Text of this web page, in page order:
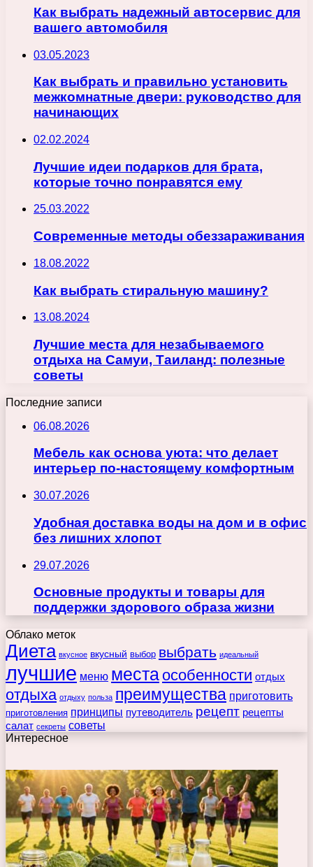
Как выбрать надежный автосервис для
вашего автомобиля
03.05.2023
Как выбрать и правильно установить
межкомнатные двери: руководство для
начинающих
02.02.2024
Лучшие идеи подарков для брата,
которые точно понравятся ему
25.03.2022
Современные методы обеззараживания
18.08.2022
Как выбрать стиральную машину?
13.08.2024
Лучшие места для незабываемого
отдыха на Самуи, Таиланд: полезные
советы
Последние записи
06.08.2026
Мебель как основа уюта: что делает
интерьер по-настоящему комфортным
30.07.2026
Удобная доставка воды на дом и в офис
без лишних хлопот
29.07.2026
Основные продукты и товары для
поддержки здорового образа жизни
Облако меток
Диета вкусное вкусный выбор выбрать идеальный
лучшие меню места особенности отдых
отдыха отдыху польза преимущества приготовить
приготовления принципы путеводитель рецепт рецепты
салат секреты советы
Интересное